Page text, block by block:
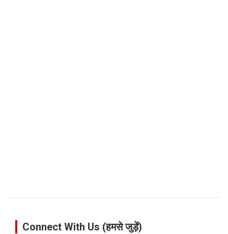
Connect With Us (हमसे जुड़ें)